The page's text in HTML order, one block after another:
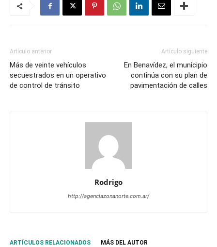
Artículo anterior
Más de veinte vehículos
secuestrados en un operativo
de control de tránsito
Artículo siguiente
En Benavídez, el municipio
continúa con su plan de
pavimentación de calles
Rodrigo
http://agenciazonanorte.com.ar/
ARTÍCULOS RELACIONADOS MÁS DEL AUTOR